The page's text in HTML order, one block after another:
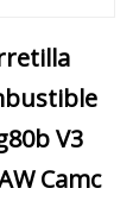
V3
Camc